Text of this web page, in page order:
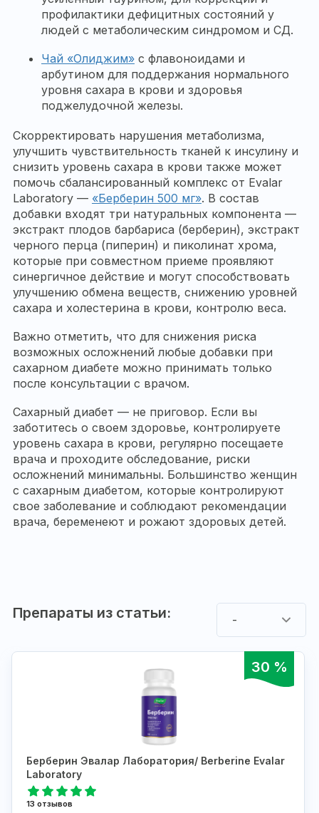
профилактики дефицитных состояний у
людей с метаболическим синдромом и СД.
Чай «Олиджим» с флавоноидами и
арбутином для поддержания нормального
уровня сахара в крови и здоровья
поджелудочной железы.
Скорректировать нарушения метаболизма,
улучшить чувствительность тканей к инсулину и
снизить уровень сахара в крови также может
помочь сбалансированный комплекс от Evalar
Laboratory — «Берберин 500 мг». В состав
добавки входят три натуральных компонента —
экстракт плодов барбариса (берберин), экстракт
черного перца (пиперин) и пиколинат хрома,
которые при совместном приеме проявляют
синергичное действие и могут способствовать
улучшению обмена веществ, снижению уровней
сахара и холестерина в крови, контролю веса.
Важно отметить, что для снижения риска
возможных осложнений любые добавки при
сахарном диабете можно принимать только
после консультации с врачом.
Сахарный диабет — не приговор. Если вы
заботитесь о своем здоровье, контролируете
уровень сахара в крови, регулярно посещаете
врача и проходите обследование, риски
осложнений минимальны. Большинство женщин
с сахарным диабетом, которые контролируют
свое заболевание и соблюдают рекомендации
врача, беременеют и рожают здоровых детей.
Препараты из статьи: -
30 %
Берберин Эвалар Лаборатория/ Berberine Evalar
Laboratory
13 отзывов